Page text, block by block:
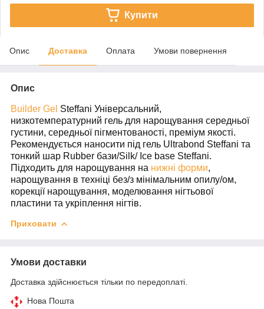
Купити
Опис Доставка Оплата Умови повернення
Опис
Builder Gel Steffani Універсальний,
низкотемпературний гель для нарощування середньої
густини, середньої пігментованості, преміум якості.
Рекомендується наносити під гель Ultrabond Steffani та
тонкий шар Rubber бази/Silk/ Ice base Steffani.
Підходить для нарощування на нижні форми,
нарощування в техніці без/з мінімальним опилу/ом,
корекції нарощування, моделювання нігтьової
пластини та укріплення нігтів.
Приховати
Умови доставки
Доставка здійснюється тільки по передоплаті.
Нова Пошта